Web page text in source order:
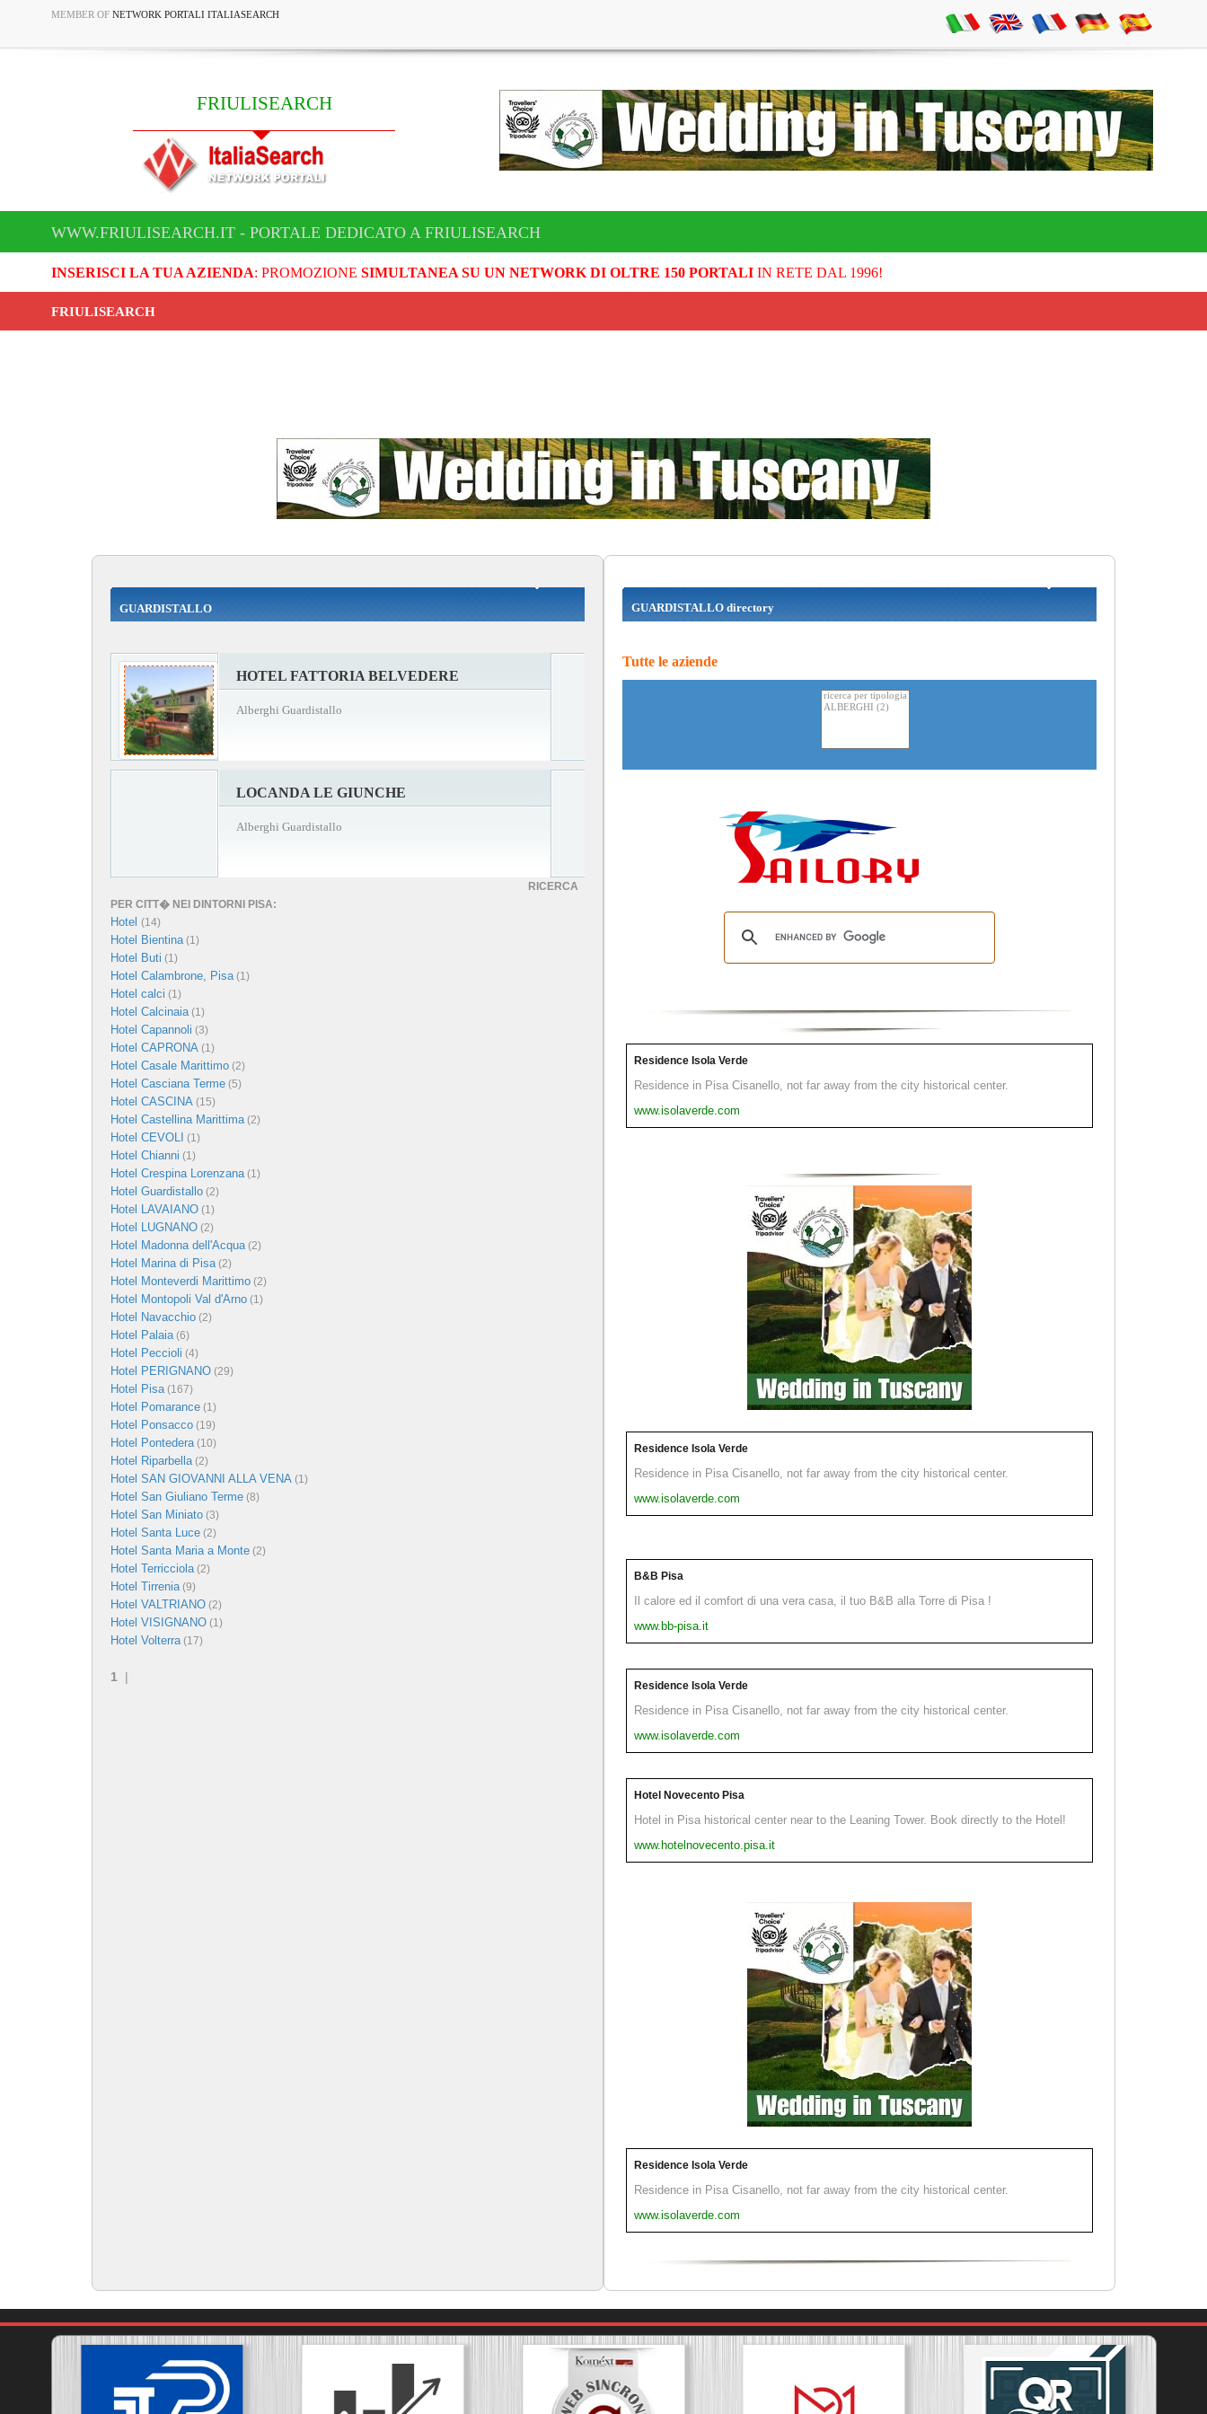
MEMBER OF NETWORK PORTALI ITALIASEARCH
FRIULISEARCH
WWW.FRIULISEARCH.IT - PORTALE DEDICATO A FRIULISEARCH
INSERISCI LA TUA AZIENDA: PROMOZIONE SIMULTANEA SU UN NETWORK DI OLTRE 150 PORTALIIN RETE DAL 1996!
FRIULISEARCH
GUARDISTALLO
HOTEL FATTORIA BELVEDERE
Alberghi Guardistallo
LOCANDA LE GIUNCHE
Alberghi Guardistallo
RICERCA
PER CITT� NEI DINTORNI PISA:
Hotel (14)
Hotel Bientina(1)
Hotel Buti (1)
Hotel Calambrone, Pisa(1)
Hotel calci (1)
Hotel Calcinaia(1)
Hotel Capannoli (3)
Hotel CAPRONA (1)
Hotel Casale Marittimo (2)
Hotel Casciana Terme (5)
Hotel CASCINA (15)
Hotel Castellina Marittima(2)
Hotel CEVOLI (1)
Hotel Chianni (1)
Hotel Crespina Lorenzana(1)
Hotel Guardistallo (2)
Hotel LAVAIANO (1)
Hotel LUGNANO (2)
Hotel Madonna dell'Acqua(2)
Hotel Marina di Pisa(2)
Hotel Monteverdi Marittimo (2)
Hotel Montopoli Val d'Arno (1)
Hotel Navacchio (2)
Hotel Palaia(6)
Hotel Peccioli (4)
Hotel PERIGNANO (29)
Hotel Pisa(167)
Hotel Pomarance (1)
Hotel Ponsacco (19)
Hotel Pontedera(10)
Hotel Riparbella(2)
Hotel SAN GIOVANNI ALLA VENA (1)
Hotel San Giuliano Terme (8)
Hotel San Miniato (3)
Hotel Santa Luce (2)
Hotel Santa Maria a Monte (2)
Hotel Terricciola(2)
Hotel Tirrenia(9)
Hotel VALTRIANO (2)
Hotel VISIGNANO (1)
Hotel Volterra(17)
1 |
GUARDISTALLO directory
Tutte le aziende
Residence Isola Verde
Residence in Pisa Cisanello, not far away from the city historical center.
www.isolaverde.com
Residence Isola Verde
Residence in Pisa Cisanello, not far away from the city historical center.
www.isolaverde.com
B&B Pisa
Il calore ed il comfort di una vera casa, il tuo B&B alla Torre di Pisa !
www.bb-pisa.it
Residence Isola Verde
Residence in Pisa Cisanello, not far away from the city historical center.
www.isolaverde.com
Hotel Novecento Pisa
Hotel in Pisa historical center near to the Leaning Tower. Book directly to the Hotel!
www.hotelnovecento.pisa.it
Residence Isola Verde
Residence in Pisa Cisanello, not far away from the city historical center.
www.isolaverde.com